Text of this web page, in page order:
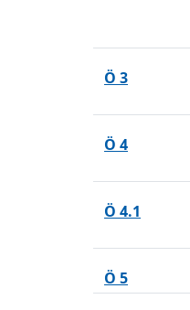
Ö 3
Ö 4
Ö 4.1
Ö 5